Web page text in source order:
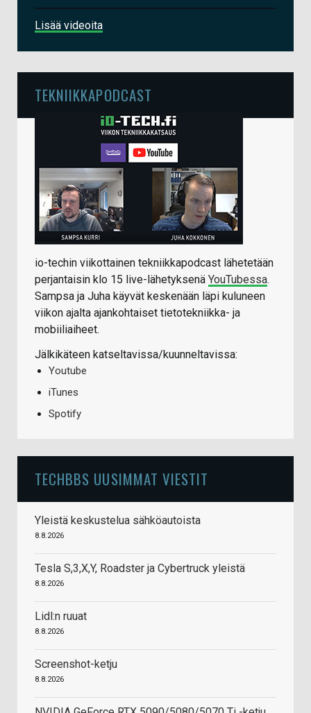
Lisää videoita
TEKNIIKKAPODCAST
io-techin viikottainen tekniikkapodcast lähetetään
perjantaisin klo 15 live-lähetyksenä YouTubessa.
Sampsa ja Juha käyvät keskenään läpi kuluneen
viikon ajalta ajankohtaiset tietotekniikka- ja
mobiiliaiheet.
Jälkikäteen katseltavissa/kuunneltavissa:
Youtube
iTunes
Spotify
TECHBBS UUSIMMAT VIESTIT
Yleistä keskustelua sähköautoista
8.8.2026
Tesla S,3,X,Y, Roadster ja Cybertruck yleistä
8.8.2026
Lidl:n ruuat
8.8.2026
Screenshot-ketju
8.8.2026